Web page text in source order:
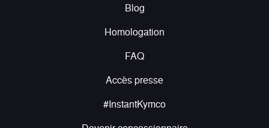
Blog
Homologation
FAQ
Accès presse
#InstantKymco